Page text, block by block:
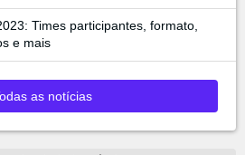
Times participantes, formato,
e mais
as notícias